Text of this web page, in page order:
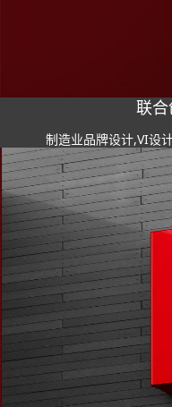
联
制造业品牌设计,VI设